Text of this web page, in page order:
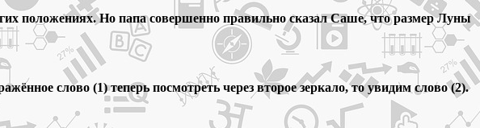
положениях. Но папа совершенно правильно сказал Саше, что размер Луны
слово (1) теперь посмотреть через второе зеркало, то увидим слово (2).